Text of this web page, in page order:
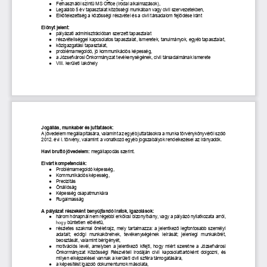
●
Felhasználói szintű MS Office (irodai alkalmazások),
●
Legalább 5 év tapasztalat közösségi munkában vagy civil szervezetekben,
●
Elkötelezettség a közösségi részvétel és a civil társadalom fejlődése iránt
Előnyt jelent:
●
pályázati adminisztrációban szerzett tapasztalat
●
részvételiséggel kapcsolatos tapasztalat, ismeretek, tanulmányok, egyéb tapasztalat,
●
közigazgatási tapasztalat,
●
problémamegoldó, jó kommunikációs képesség,
●
a Józsefvárosi Önkormányzat tevékenységének, civil társadalmának ismerete
●
VIII. kerületi lakóhely
Jogállás, munkabér és juttatások:
A jövedelem megállapítására, valamint az egyéb juttatásokra a munka törvénykönyvéről szóló
2012. évi I. törvény, valamint a vonatkozó egyéb jogszabályok rendelkezései az irányadók.
Havi bruttó jövedelem: megállapodás szerint.
Elvárt kompetenciák:
●
Problémamegoldó képesség,
●
Kommunikációs képesség,
●
Precizitás
●
Önállóság
●
Képesség csapatmunkára
●
Rugalmasság
A pályázat részeként benyújtandó iratok, igazolások:
●
három hónapnál nem régebbi erkölcsi bizonyítvány, vagy a pályázó nyilatkozata arról,
hogy büntetlen előéletű,
●
részletes szakmai önéletrajz, mely tartalmazza: a jelentkező legfontosabb személyi
adatait;  eddigi  munkaköreinek,  tevékenységének  leírását;  jelenlegi  munkakörét,
beosztását, valamint bérigényét,
●
motivációs levél,  amelyben a jelentkező  kifejti, hogy miért szeretne  a  Józsefvárosi
Önkormányzat  Közösségi  Részvételi  Irodáján  civil  kapcsolattartóként  dolgozni,  és
milyen elképzelései vannak a kerületi civil szféra támogatására,
●
a képesítést igazoló dokumentumok másolata,